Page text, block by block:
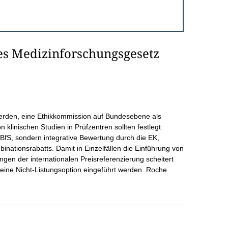
Medizinforschungsgesetz
eine Ethikkommission auf Bundesebene als
klinischen Studien in Prüfzentren sollten festlegt
sondern integrative Bewertung durch die EK,
Damit in Einzelfällen die Einführung von
der internationalen Preisreferenzierung scheitert
Nicht-Listungsoption eingeführt werden. Roche